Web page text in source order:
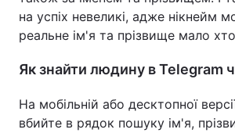
на успіх невеликі, адже нікнейм
реальне ім'я та прізвище мало
Як знайти людину в Telegram
На мобільній або десктопної
вбийте в рядок пошуку ім'я,